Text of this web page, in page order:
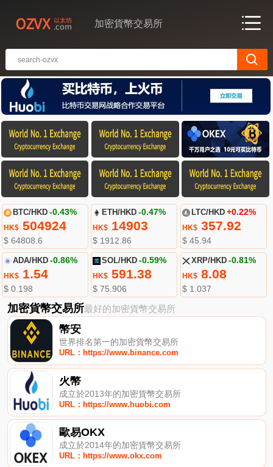
加密貨幣交易所
BTC/HKD -0.43%
HK$504924
$ 64808.6
ETH/HKD -0.47%
HK$ 14903
$ 1912.86
LTC/HKD +0.22%
HK$357.92
$ 45.94
ADA/HKD -0.86%
HK$1.54
$ 0.198
SOL/HKD -0.59%
HK$ 591.38
$ 75.906
XRP/HKD -0.81%
HK$8.08
$ 1.037
加密貨幣交易所最好的加密貨幣交易所
幣安
世界排名第一的加密貨幣交易所
URL：https://www.binance.com
火幣
成立於2013年的加密貨幣交易所
URL：https://www.huobi.com
歐易OKX
成立於2014年的加密貨幣交易所
URL：https://www.okx.com